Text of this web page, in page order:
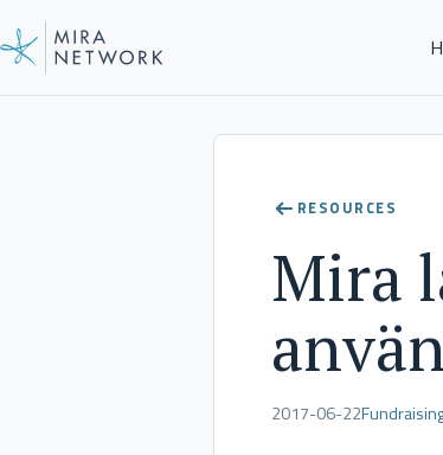
RESOURCES
Mira
2017-06-22